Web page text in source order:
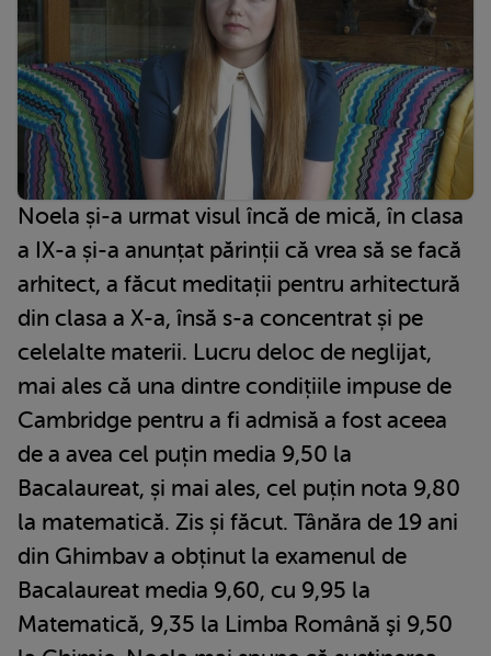
Noela și-a urmat visul încă de mică, în clasa
a IX-a și-a anunțat părinții că vrea să se facă
arhitect, a făcut meditații pentru arhitectură
din clasa a X-a, însă s-a concentrat și pe
celelalte materii. Lucru deloc de neglijat,
mai ales că una dintre condițiile impuse de
Cambridge pentru a fi admisă a fost aceea
de a avea cel puțin media 9,50 la
Bacalaureat, și mai ales, cel puțin nota 9,80
la matematică. Zis și făcut. Tânăra de 19 ani
din Ghimbav a obținut la examenul de
Bacalaureat media 9,60, cu 9,95 la
Matematică, 9,35 la Limba Română şi 9,50